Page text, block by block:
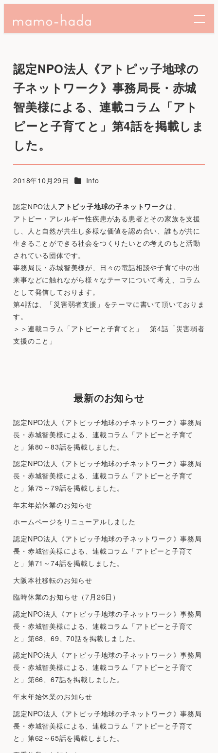
認定NPO法人《アトピッ子地球の
子ネットワーク》事務局長・赤城
智美様による、連載コラム「アト
ピーと子育てと」第4話を掲載しま
した。
投稿日
2018年10月29日 カテゴリー
Info
認定NPO法人 アトピッ子地球の子ネットワーク は、
アトピー・アレルギー性疾患がある患者とその家族を支援
し、人と自然が共生し多様な価値を認め合い、誰もが共に
生きることができる社会をつくりたいとの考えのもと活動
されている団体です。
事務局長・赤城智美様が、日々の電話相談や子育て中の出
来事などに触れながら様々なテーマについて考え、コラム
として発信しております。
第4話は、「災害弱者支援」をテーマに書いて頂いておりま
す。
＞＞ 連載コラム「アトピーと子育てと」 第4話「災害弱者
支援のこと」
最新のお知らせ
認定NPO法人《アトピッ子地球の子ネットワーク》事務局
長・赤城智美様による、連載コラム「アトピーと子育て
と」第80～83話を掲載しました。
認定NPO法人《アトピッ子地球の子ネットワーク》事務局
長・赤城智美様による、連載コラム「アトピーと子育て
と」第75～79話を掲載しました。
年末年始休業のお知らせ
ホームページをリニューアルしました
認定NPO法人《アトピッ子地球の子ネットワーク》事務局
長・赤城智美様による、連載コラム「アトピーと子育て
と」第71～74話を掲載しました。
大阪本社移転のお知らせ
臨時休業のお知らせ（7月26日）
認定NPO法人《アトピッ子地球の子ネットワーク》事務局
長・赤城智美様による、連載コラム「アトピーと子育て
と」第68、69、70話を掲載しました。
認定NPO法人《アトピッ子地球の子ネットワーク》事務局
長・赤城智美様による、連載コラム「アトピーと子育て
と」第66、67話を掲載しました。
年末年始休業のお知らせ
認定NPO法人《アトピッ子地球の子ネットワーク》事務局
長・赤城智美様による、連載コラム「アトピーと子育て
と」第62～65話を掲載しました。